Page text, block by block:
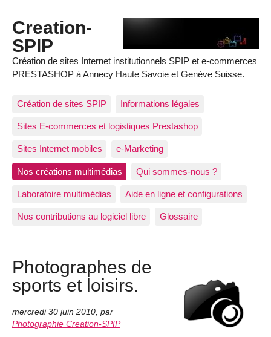
Creation-
SPIP
Création de sites Internet institutionnels SPIP et e-commerces
PRESTASHOP à Annecy Haute Savoie et Genève Suisse.
Création de sites SPIP Informations légales
Sites E-commerces et logistiques Prestashop
Sites Internet mobiles e-Marketing
Nos créations multimédias Qui sommes-nous ?
Laboratoire multimédias Aide en ligne et configurations
Nos contributions au logiciel libre Glossaire
Photographes de
sports et loisirs.
mercredi 30 juin 2010, par
Photographie Creation-SPIP